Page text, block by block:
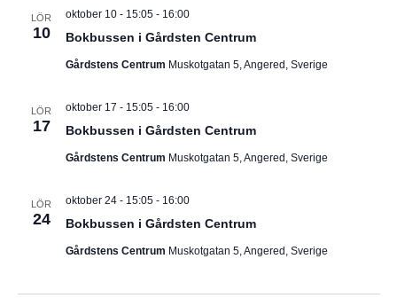
LÖR
10 Bokbussen i Gårdsten Centrum
oktober 10 - 15:05- 16:00
Gårdstens Centrum Muskotgatan 5, Angered, Sverige
LÖR
17 Bokbussen i Gårdsten Centrum
oktober 17 - 15:05- 16:00
Gårdstens Centrum Muskotgatan 5, Angered, Sverige
LÖR
24 Bokbussen i Gårdsten Centrum
oktober 24 - 15:05- 16:00
Gårdstens Centrum Muskotgatan 5, Angered, Sverige